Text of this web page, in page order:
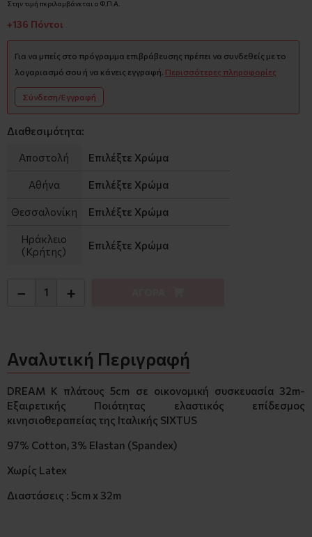
Στην τιμή περιλαμβάνεται ο Φ.Π.Α.
+136 Πόντοι
Για να μπείς στο πρόγραμμα επιβράβευσης πρέπει να συνδεθείς με το
λογαριασμό σου ή να κάνεις εγγραφή. Περισσότερες πληροφορίες
Σύνδεση/Εγγραφή
Διαθεσιμότητα:
Αποστολή Επιλέξτε Χρώμα
Αθήνα Επιλέξτε Χρώμα
Θεσσαλονίκη Επιλέξτε Χρώμα
Ηράκλειο
(Κρήτης)
Επιλέξτε Χρώμα
− +
Αναλυτική Περιγραφή
DREAM K πλάτους 5cm σε οικονομική συσκευασία 32m-
Εξαιρετικής Ποιότητας ελαστικός επίδεσμος
κινησιοθεραπείας της Ιταλικής SIXTUS
97% Cotton, 3% Elastan (Spandex)
Χωρίς Latex
Διαστάσεις : 5cm x 32m